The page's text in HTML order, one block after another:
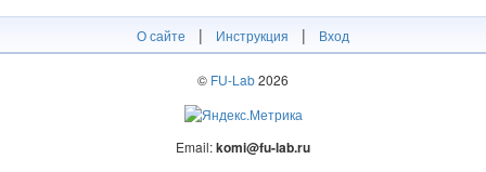
О сайте | Инструкция | Вход
© FU-Lab2026
Email:komi@fu-lab.ru